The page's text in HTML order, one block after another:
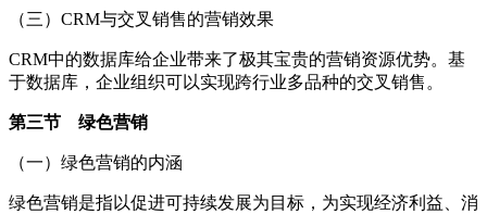
（三）CRM与交叉销售的营销效果
CRM中的数据库给企业带来了极其宝贵的营销资源优势。基
于数据库，企业组织可以实现跨行业多品种的交叉销售。
第三节 绿色营销
（一）绿色营销的内涵
绿色营销是指以促进可持续发展为目标，为实现经济利益、消